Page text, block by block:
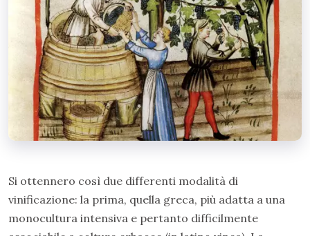
Si ottennero così due differenti modalità di
vinificazione: la prima, quella greca, più adatta a una
monocultura intensiva e pertanto difficilmente